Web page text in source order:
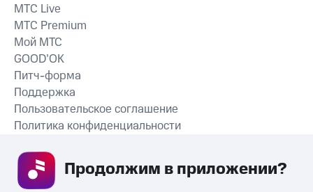
СКАЧАТЬ ПРИЛОЖЕНИЕ
MTС Live
MTС Premium
Мой МТС
GOOD’OK
Питч-форма
Поддержка
Пользовательское соглашение
Политика конфиденциальности